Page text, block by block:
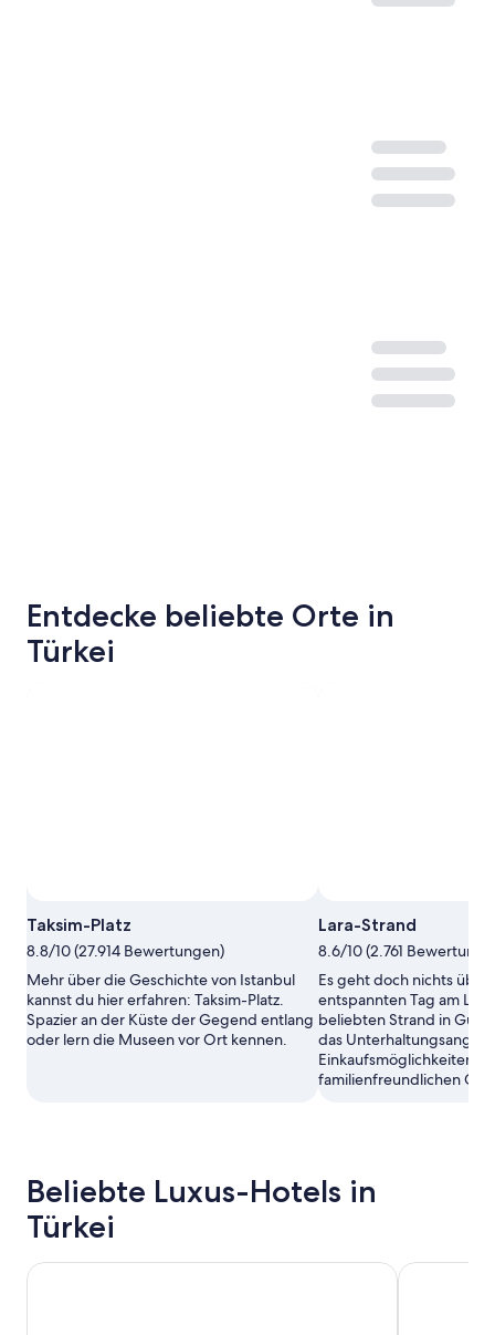
Entdecke beliebte Orte in
Türkei
Taksim-Platz
8.8/10 (27.914 Bewertungen)
Mehr über die Geschichte von Istanbul
kannst du hier erfahren: Taksim-Platz.
Spazier an der Küste der Gegend entlang
oder lern die Museen vor Ort kennen.
Lara-Strand
8.6/10 (2.761
Es geht doch nichts über
entspannten Tag am
beliebten Strand in
das
Einkaufsmöglichkeiten
familienfreundlichen
Beliebte Luxus-Hotels in
Türkei
New Park Hotel Ankara Divan